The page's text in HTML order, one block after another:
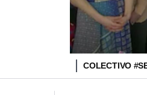
COLECTIVO